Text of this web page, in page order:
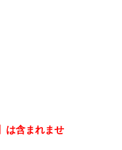
は含まれませ